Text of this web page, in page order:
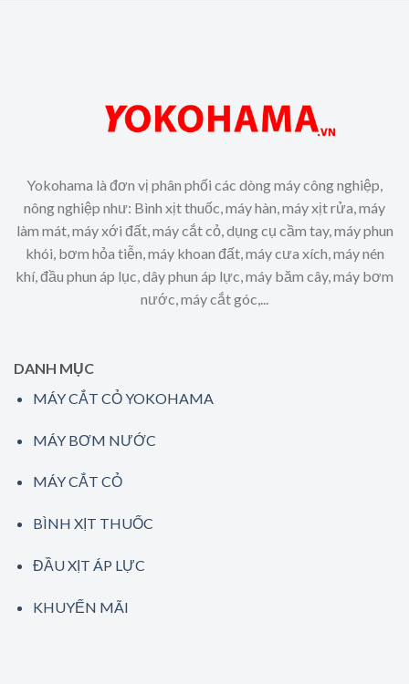
Yokohama là đơn vị phân phối các dòng máy công nghiệp,
nông nghiệp như: Bình xịt thuốc, máy hàn, máy xịt rửa, máy
làm mát, máy xới đất, máy cắt cỏ, dụng cụ cầm tay, máy phun
khói, bơm hỏa tiễn, máy khoan đất, máy cưa xích, máy nén
khí, đầu phun áp lục, dây phun áp lực, máy băm cây, máy bơm
nước, máy cắt góc,...
DANH MỤC
MÁY CẮT CỎ YOKOHAMA
MÁY BƠM NƯỚC
MÁY CẮT CỎ
BÌNH XỊT THUỐC
ĐẦU XỊT ÁP LỰC
KHUYẾN MÃI